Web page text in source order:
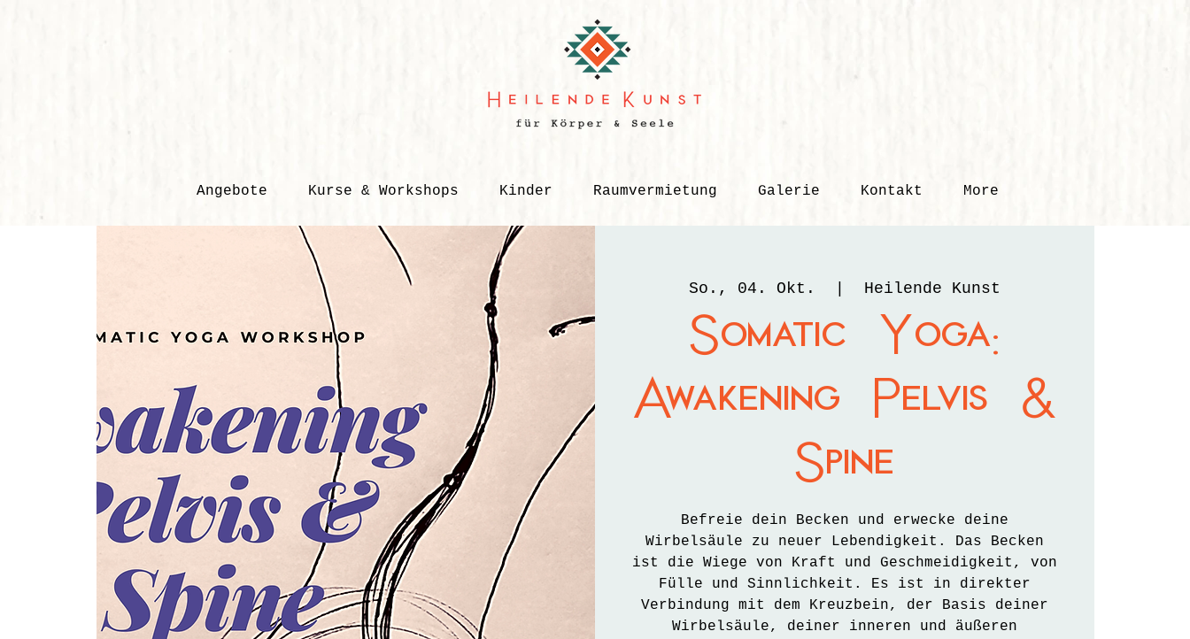
Angebote Kurse & Workshops Kinder Raumvermietung Galerie Kontakt More
So., 04. Okt. Heilende Kunst
Somatic Yoga:
Awakening Pelvis &
Spine
Befreie dein Becken und erwecke deine
Wirbelsäule zu neuer Lebendigkeit. Das Becken
ist die Wiege von Kraft und Geschmeidigkeit, von
Fülle und Sinnlichkeit. Es ist in direkter
Verbindung mit dem Kreuzbein, der Basis deiner
Wirbelsäule, deiner inneren und äußeren